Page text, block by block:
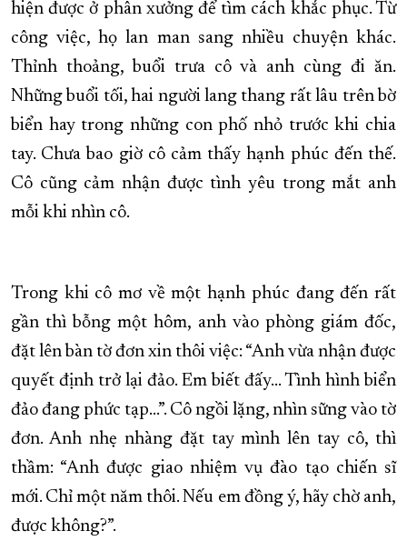
hiện được ở phân xưởng để tìm cách khắc phục. Từ
công việc, họ lan man sang nhiều chuyện khác.
Thỉnh thoảng, buổi trưa cô và anh cùng đi ăn.
Những buổi tối, hai người lang thang rất lâu trên bờ
biển hay trong những con phố nhỏ trước khi chia
tay. Chưa bao giờ cô cảm thấy hạnh phúc đến thế.
Cô cũng cảm nhận được tình yêu trong mắt anh
mỗi khi nhìn cô.
Trong khi cô mơ về một hạnh phúc đang đến rất
gần thì bỗng một hôm, anh vào phòng giám đốc,
đặt lên bàn tờ đơn xin thôi việc: “Anh vừa nhận được
quyết định trở lại đảo. Em biết đấy… Tình hình biển
đảo đang phức tạp…”. Cô ngồi lặng, nhìn sững vào tờ
đơn. Anh nhẹ nhàng đặt tay mình lên tay cô, thì
thầm: “Anh được giao nhiệm vụ đào tạo chiến sĩ
mới. Chỉ một năm thôi. Nếu em đồng ý, hãy chờ anh,
được không?”.